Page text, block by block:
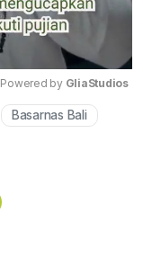
Mute
Powered by GliaStudios
Basarnas Bali